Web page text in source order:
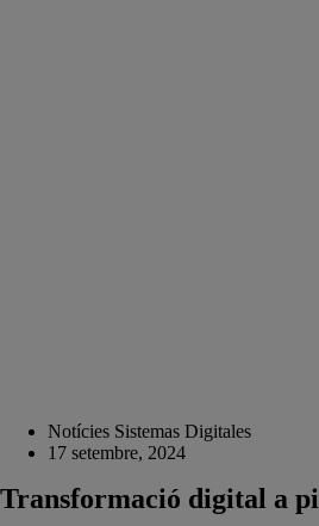
Notícies Sistemas Digitales
17 setembre, 2024
Transformació digital a